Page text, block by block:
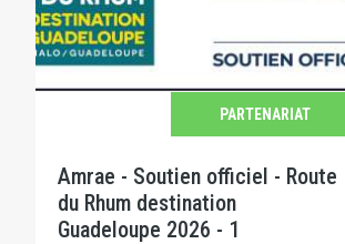
PARTENARIAT
Amrae - Soutien officiel - Route
du Rhum destination
Guadeloupe 2026 - 1